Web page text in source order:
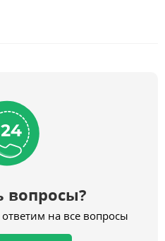
вопросы?
на все вопросы